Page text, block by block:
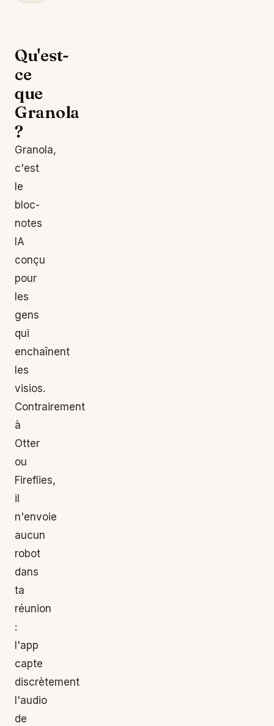
Qu'est-
ce
que
Granola
?
Granola,
c'est
le
bloc-
notes
IA
conçu
pour
les
gens
qui
enchaînent
les
visios.
Contrairement
à
Otter
ou
Fireflies,
il
n'envoie
aucun
robot
dans
ta
réunion
:
l'app
capte
discrètement
l'audio
de